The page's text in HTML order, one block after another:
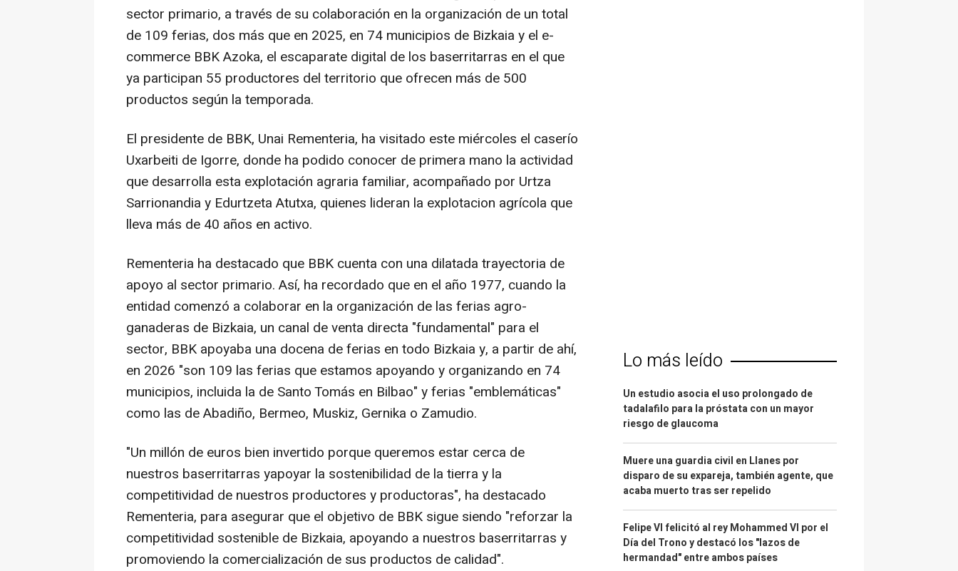
sector primario, a través de su colaboración en la organización de un total
de 109 ferias, dos más que en 2025, en 74 municipios de Bizkaia y el e-
commerce BBK Azoka, el escaparate digital de los baserritarras en el que
ya participan 55 productores del territorio que ofrecen más de 500
productos según la temporada.
El presidente de BBK, Unai Rementeria, ha visitado este miércoles el caserío
Uxarbeiti de Igorre, donde ha podido conocer de primera mano la actividad
que desarrolla esta explotación agraria familiar, acompañado por Urtza
Sarrionandia y Edurtzeta Atutxa, quienes lideran la explotacion agrícola que
lleva más de 40 años en activo.
Rementeria ha destacado que BBK cuenta con una dilatada trayectoria de
apoyo al sector primario. Así, ha recordado que en el año 1977, cuando la
entidad comenzó a colaborar en la organización de las ferias agro-
ganaderas de Bizkaia, un canal de venta directa "fundamental" para el
sector, BBK apoyaba una docena de ferias en todo Bizkaia y, a partir de ahí,
en 2026 "son 109 las ferias que estamos apoyando y organizando en 74
municipios, incluida la de Santo Tomás en Bilbao" y ferias "emblemáticas"
como las de Abadiño, Bermeo, Muskiz, Gernika o Zamudio.
"Un millón de euros bien invertido porque queremos estar cerca de
nuestros baserritarras yapoyar la sostenibilidad de la tierra y la
competitividad de nuestros productores y productoras", ha destacado
Rementeria, para asegurar que el objetivo de BBK sigue siendo "reforzar la
competitividad sostenible de Bizkaia, apoyando a nuestros baserritarras y
promoviendo la comercialización de sus productos de calidad".
Lo más leído
Un estudio asocia el uso prolongado de
tadalafilo para la próstata con un mayor
riesgo de glaucoma
Muere una guardia civil en Llanes por
disparo de su expareja, también agente, que
acaba muerto tras ser repelido
Felipe VI felicitó al rey Mohammed VI por el
Día del Trono y destacó los "lazos de
hermandad" entre ambos países